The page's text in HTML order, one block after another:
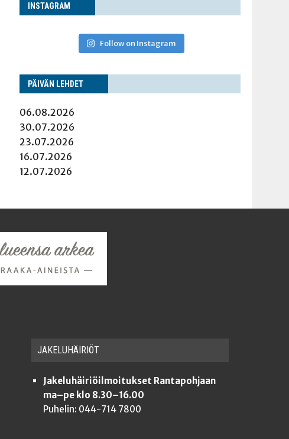
INS­TA­GRAM
Follow on Instagram
PÄI­VÄN LEHDET
06.08.2026
30.07.2026
23.07.2026
16.07.2026
12.07.2026
JAKE­LU­HÄI­RIÖT
Jakeluhäiriöilmoitukset Rantapohjaan
ma–pe klo 8.30–16.00
Puhelin: 044-714 7800